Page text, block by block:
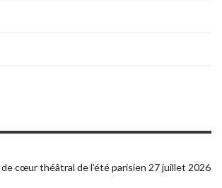
cœur théâtral de l’été parisien 27 juillet 2026